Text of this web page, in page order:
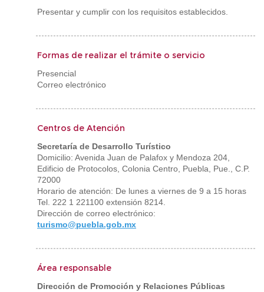
Presentar y cumplir con los requisitos establecidos.
Formas de realizar el trámite o servicio
Presencial
Correo electrónico
Centros de Atención
Secretaría de Desarrollo Turístico
Domicilio: Avenida Juan de Palafox y Mendoza 204,
Edificio de Protocolos, Colonia Centro, Puebla, Pue., C.P.
72000
Horario de atención: De lunes a viernes de 9 a 15 horas
Tel. 222 1 221100 extensión 8214.
Dirección de correo electrónico:
turismo@puebla.gob.mx
Área responsable
Dirección de Promoción y Relaciones Públicas